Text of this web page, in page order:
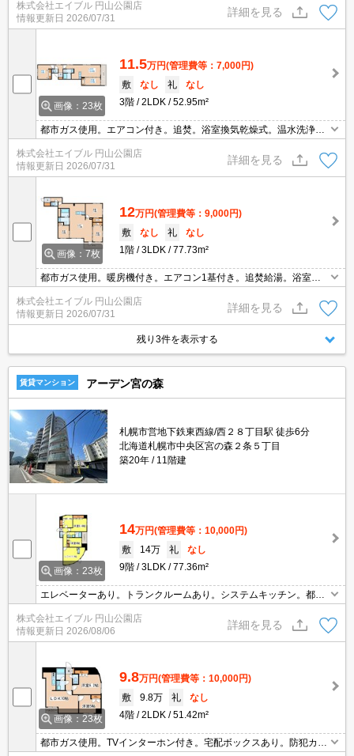
焚。シャワー付トイレ。システムキッチン。角部屋。初期費用カー
ド払い可。
株式会社エイブル 円山公園店
情報更新日 2026/07/31
詳細を見る
画像：23枚
11.5万円(管理費等：7,000円)
敷
なし 礼
なし
3階
2LDK 52.95m²
都市ガス使用。エアコン付き。追焚。浴室換気乾燥式。温水洗浄便
TVインターホン付き。エレベーターあり。初期費用カード払い可。
要火災保険。
株式会社エイブル 円山公園店
情報更新日 2026/07/31
詳細を見る
画像：7枚
12万円(管理費等：9,000円)
敷
なし 礼
なし
1階
3LDK 77.73m²
都市ガス使用。暖房機付き。エアコン1基付き。追焚給湯。浴室衣
用料無料!。オートロック。宅配ボックスあり。クレジットカードで
契約金払えます。
株式会社エイブル 円山公園店
情報更新日 2026/07/31
詳細を見る
残り3件を表示する
賃貸マンション アーデン宮の森
札幌市営地下鉄東西線/西２８丁目駅 徒歩6分
北海道札幌市中央区宮の森２条５丁目
築20年
11階建
画像：23枚
14万円(管理費等：10,000円)
敷
14万 礼
なし
9階
3LDK 77.36m²
エレベーターあり。トランクルームあり。システムキッチン。都市
ク。宅配ボックスあり。防犯カメラ。TVインターホン付き。バルコ
ニー。ペット可。
株式会社エイブル 円山公園店
情報更新日 2026/08/06
詳細を見る
画像：23枚
9.8万円(管理費等：10,000円)
敷
9.8万 礼
なし
4階
2LDK 51.42m²
都市ガス使用。TVインターホン付き。宅配ボックスあり。防犯カメ